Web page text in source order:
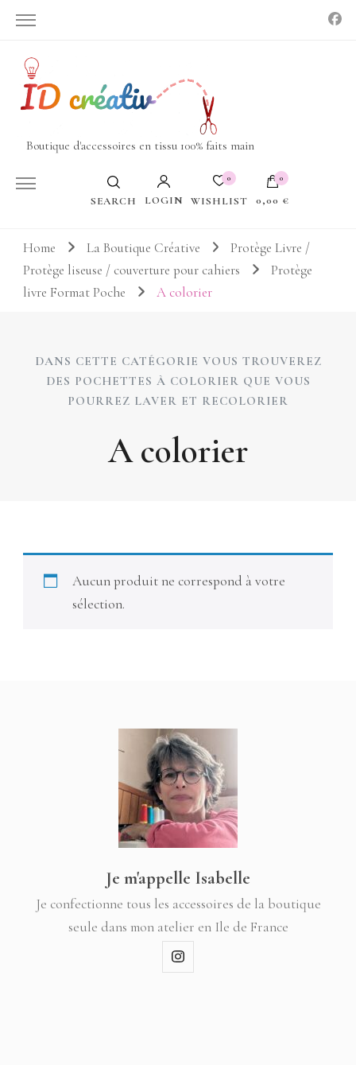
Boutique d'accessoires en tissu 100% faits main
SEARCH LOGIN
0
WISHLIST
0
0,00 €
Votre panier est vide.
Home La Boutique Créative
Protège Livre /
Protège liseuse / couverture pour cahiers
Protège
livre Format Poche
A colorier
DANS CETTE CATÉGORIE VOUS TROUVEREZ
DES POCHETTES À COLORIER QUE VOUS
POURREZ LAVER ET RECOLORIER
A colorier
Aucun produit ne correspond à votre
sélection.
Je m'appelle Isabelle
Je confectionne tous les accessoires de la boutique
seule dans mon atelier en Ile de France